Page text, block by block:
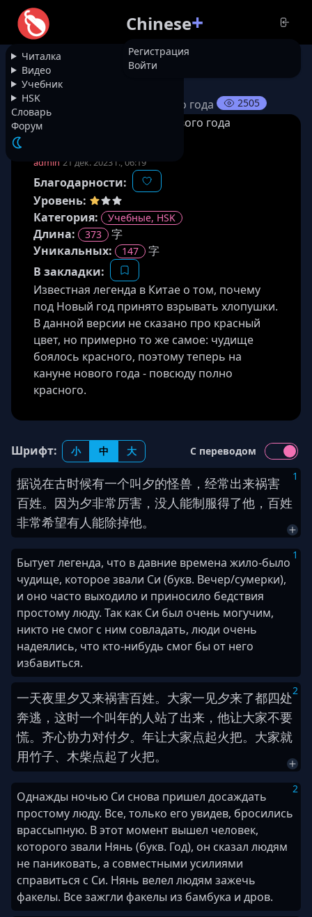
Читалка
Видео
Учебник
HSK
Словарь
Форум
Chinese+
Регистрация
Войти
НАЗАД
Миф о Чу-Си или кануне Нового года 2505
admin 21 дек. 2023 г., 06:19
Благодарности:
Уровень:
Категория:
Учебные, HSK
Длина: 373
字
Уникальных:
147
字
В закладки:
Известная легенда в Китае о том, почему
под Новый год принято взрывать хлопушки.
В данной версии не сказано про красный
цвет, но примерно то же самое: чудище
боялось красного, поэтому теперь на
кануне нового года - повсюду полно
красного.
Шрифт: 小 中 大
С переводом
1
据说在古时候有一个叫夕的怪兽 ， 经常出来祸害
百姓。 因为夕非常厉害 ， 没人能制服得了他 ， 百姓
非常希望有人能除掉他。
1
Бытует легенда, что в давние времена жило-было
чудище, которое звали Си (букв. Вечер/сумерки),
и оно часто выходило и приносило бедствия
простому люду. Так как Си был очень могучим,
никто не смог с ним совладать, люди очень
надеялись, что кто-нибудь смог бы от него
избавиться.
2
一天夜里夕又来祸害百姓。 大家一见夕来了都四处
奔逃 ， 这时一个叫年的人站了出来 ， 他让大家不要
慌。 齐心协力对付夕。 年让大家点起火把。 大家就
用竹子、 木柴点起了火把。
2
Однажды ночью Си снова пришел досаждать
простому люду. Все, только его увидев, бросились
врассыпную. В этот момент вышел человек,
которого звали Нянь (букв. Год), он сказал людям
не паниковать, а совместными усилиями
справиться с Си. Нянь велел людям зажечь
факелы. Все зажгли факелы из бамбука и дров.